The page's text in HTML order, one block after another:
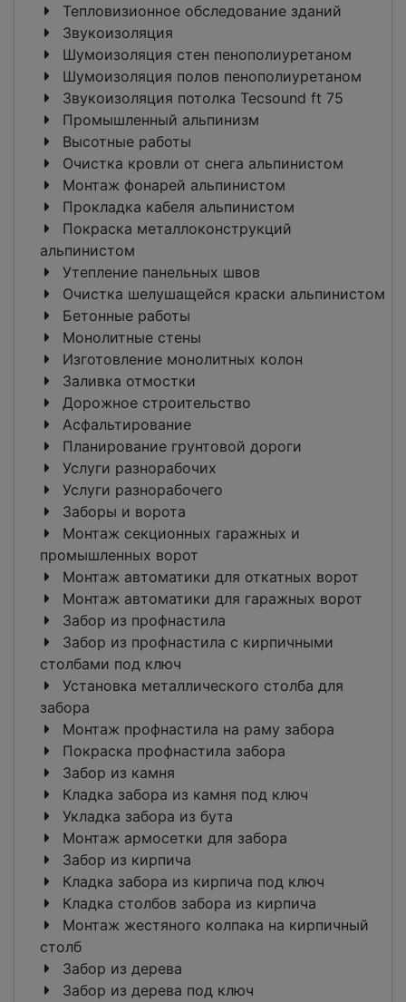
Тепловизионное обследование зданий
Звукоизоляция
Шумоизоляция стен пенополиуретаном
Шумоизоляция полов пенополиуретаном
Звукоизоляция потолка Tecsound ft 75
Промышленный альпинизм
Высотные работы
Очистка кровли от снега альпинистом
Монтаж фонарей альпинистом
Прокладка кабеля альпинистом
Покраска металлоконструкций
альпинистом
Утепление панельных швов
Очистка шелушащейся краски альпинистом
Бетонные работы
Монолитные стены
Изготовление монолитных колон
Заливка отмостки
Дорожное строительство
Асфальтирование
Планирование грунтовой дороги
Услуги разнорабочих
Услуги разнорабочего
Заборы и ворота
Монтаж секционных гаражных и
промышленных ворот
Монтаж автоматики для откатных ворот
Монтаж автоматики для гаражных ворот
Забор из профнастила
Забор из профнастила с кирпичными
столбами под ключ
Установка металлического столба для
забора
Монтаж профнастила на раму забора
Покраска профнастила забора
Забор из камня
Кладка забора из камня под ключ
Укладка забора из бута
Монтаж армосетки для забора
Забор из кирпича
Кладка забора из кирпича под ключ
Кладка столбов забора из кирпича
Монтаж жестяного колпака на кирпичный
столб
Забор из дерева
Забор из дерева под ключ